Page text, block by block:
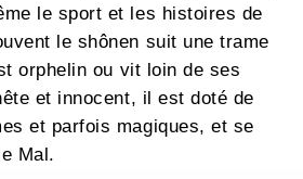
le sport et les histoires de
le shônen suit une trame
orphelin ou vit loin de ses
et innocent, il est doté de
et parfois magiques, et se
Mal.